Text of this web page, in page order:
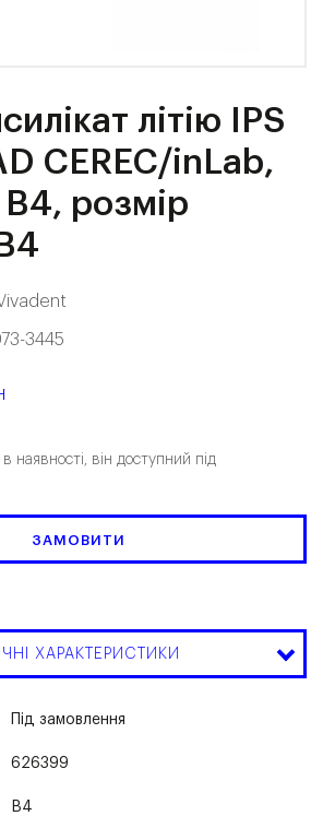
літію IPS
CEREC/inLab,
B4, розмір
3445
наявності, він доступний під
ЗАМОВИТИ
ХАРАКТЕРИСТИКИ
Під замовлення
626399
B4